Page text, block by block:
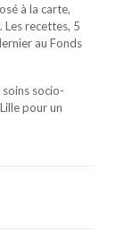
à la carte,
Les recettes, 5
au Fonds
socio-
pour un